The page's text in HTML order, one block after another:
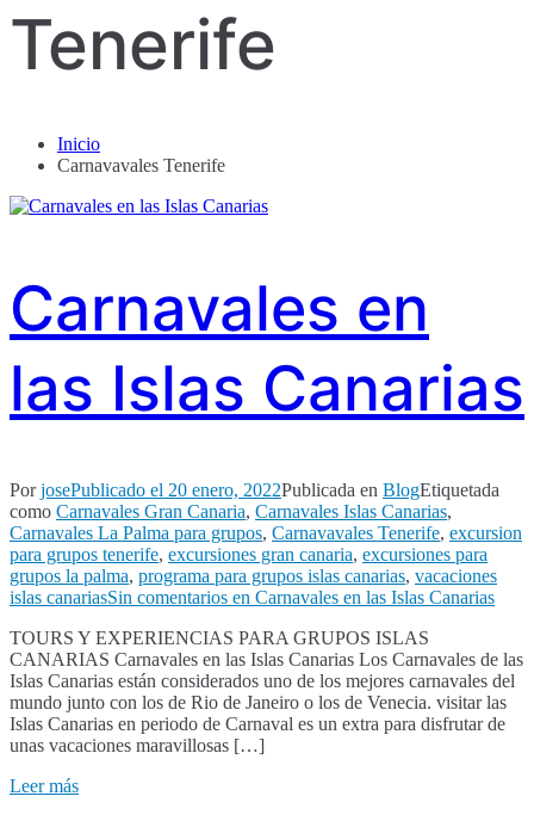
Tenerife
Inicio
Carnavavales Tenerife
Carnavales en
las Islas Canarias
PorjosePublicado el 20 enero, 2022Publicada en BlogEtiquetada
como Carnavales Gran Canaria, Carnavales Islas Canarias,
Carnavales La Palma para grupos, Carnavavales Tenerife, excursion
para grupos tenerife, excursiones gran canaria, excursiones para
grupos la palma, programa para grupos islas canarias, vacaciones
islas canariasSin comentarios en Carnavales en las Islas Canarias
TOURS Y EXPERIENCIAS PARA GRUPOS ISLAS
CANARIAS Carnavales en las Islas Canarias Los Carnavales de las
Islas Canarias están considerados uno de los mejores carnavales del
mundo junto con los de Rio de Janeiro o los de Venecia. visitar las
Islas Canarias en periodo de Carnaval es un extra para disfrutar de
unas vacaciones maravillosas […]
Leer más